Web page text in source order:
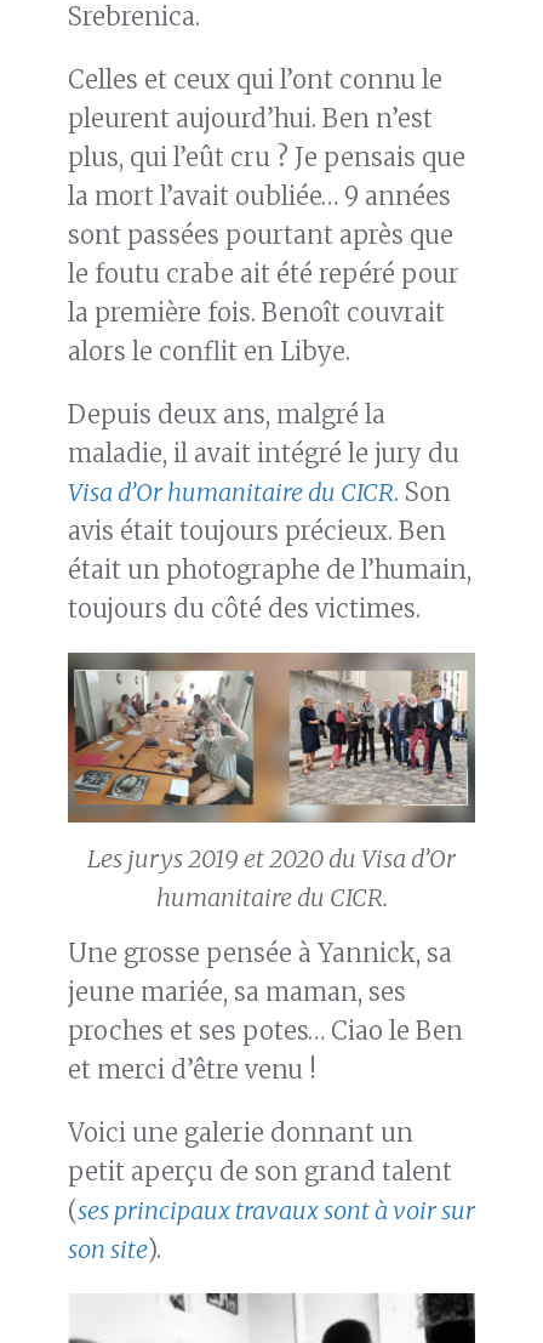
Srebrenica.
Celles et ceux qui l’ont connu le
pleurent aujourd’hui. Ben n’est
plus, qui l’eût cru ? Je pensais que
la mort l’avait oubliée… 9 années
sont passées pourtant après que
le foutu crabe ait été repéré pour
la première fois. Benoît couvrait
alors le conflit en Libye.
Depuis deux ans, malgré la
maladie, il avait intégré le jury du
Visa d’Or humanitaire du CICR. Son
avis était toujours précieux. Ben
était un photographe de l’humain,
toujours du côté des victimes.
Les jurys 2019 et 2020 du Visa d’Or
humanitaire du CICR.
Une grosse pensée à Yannick, sa
jeune mariée, sa maman, ses
proches et ses potes… Ciao le Ben
et merci d’être venu !
Voici une galerie donnant un
petit aperçu de son grand talent
(ses principaux travaux sont à voir sur
son site).